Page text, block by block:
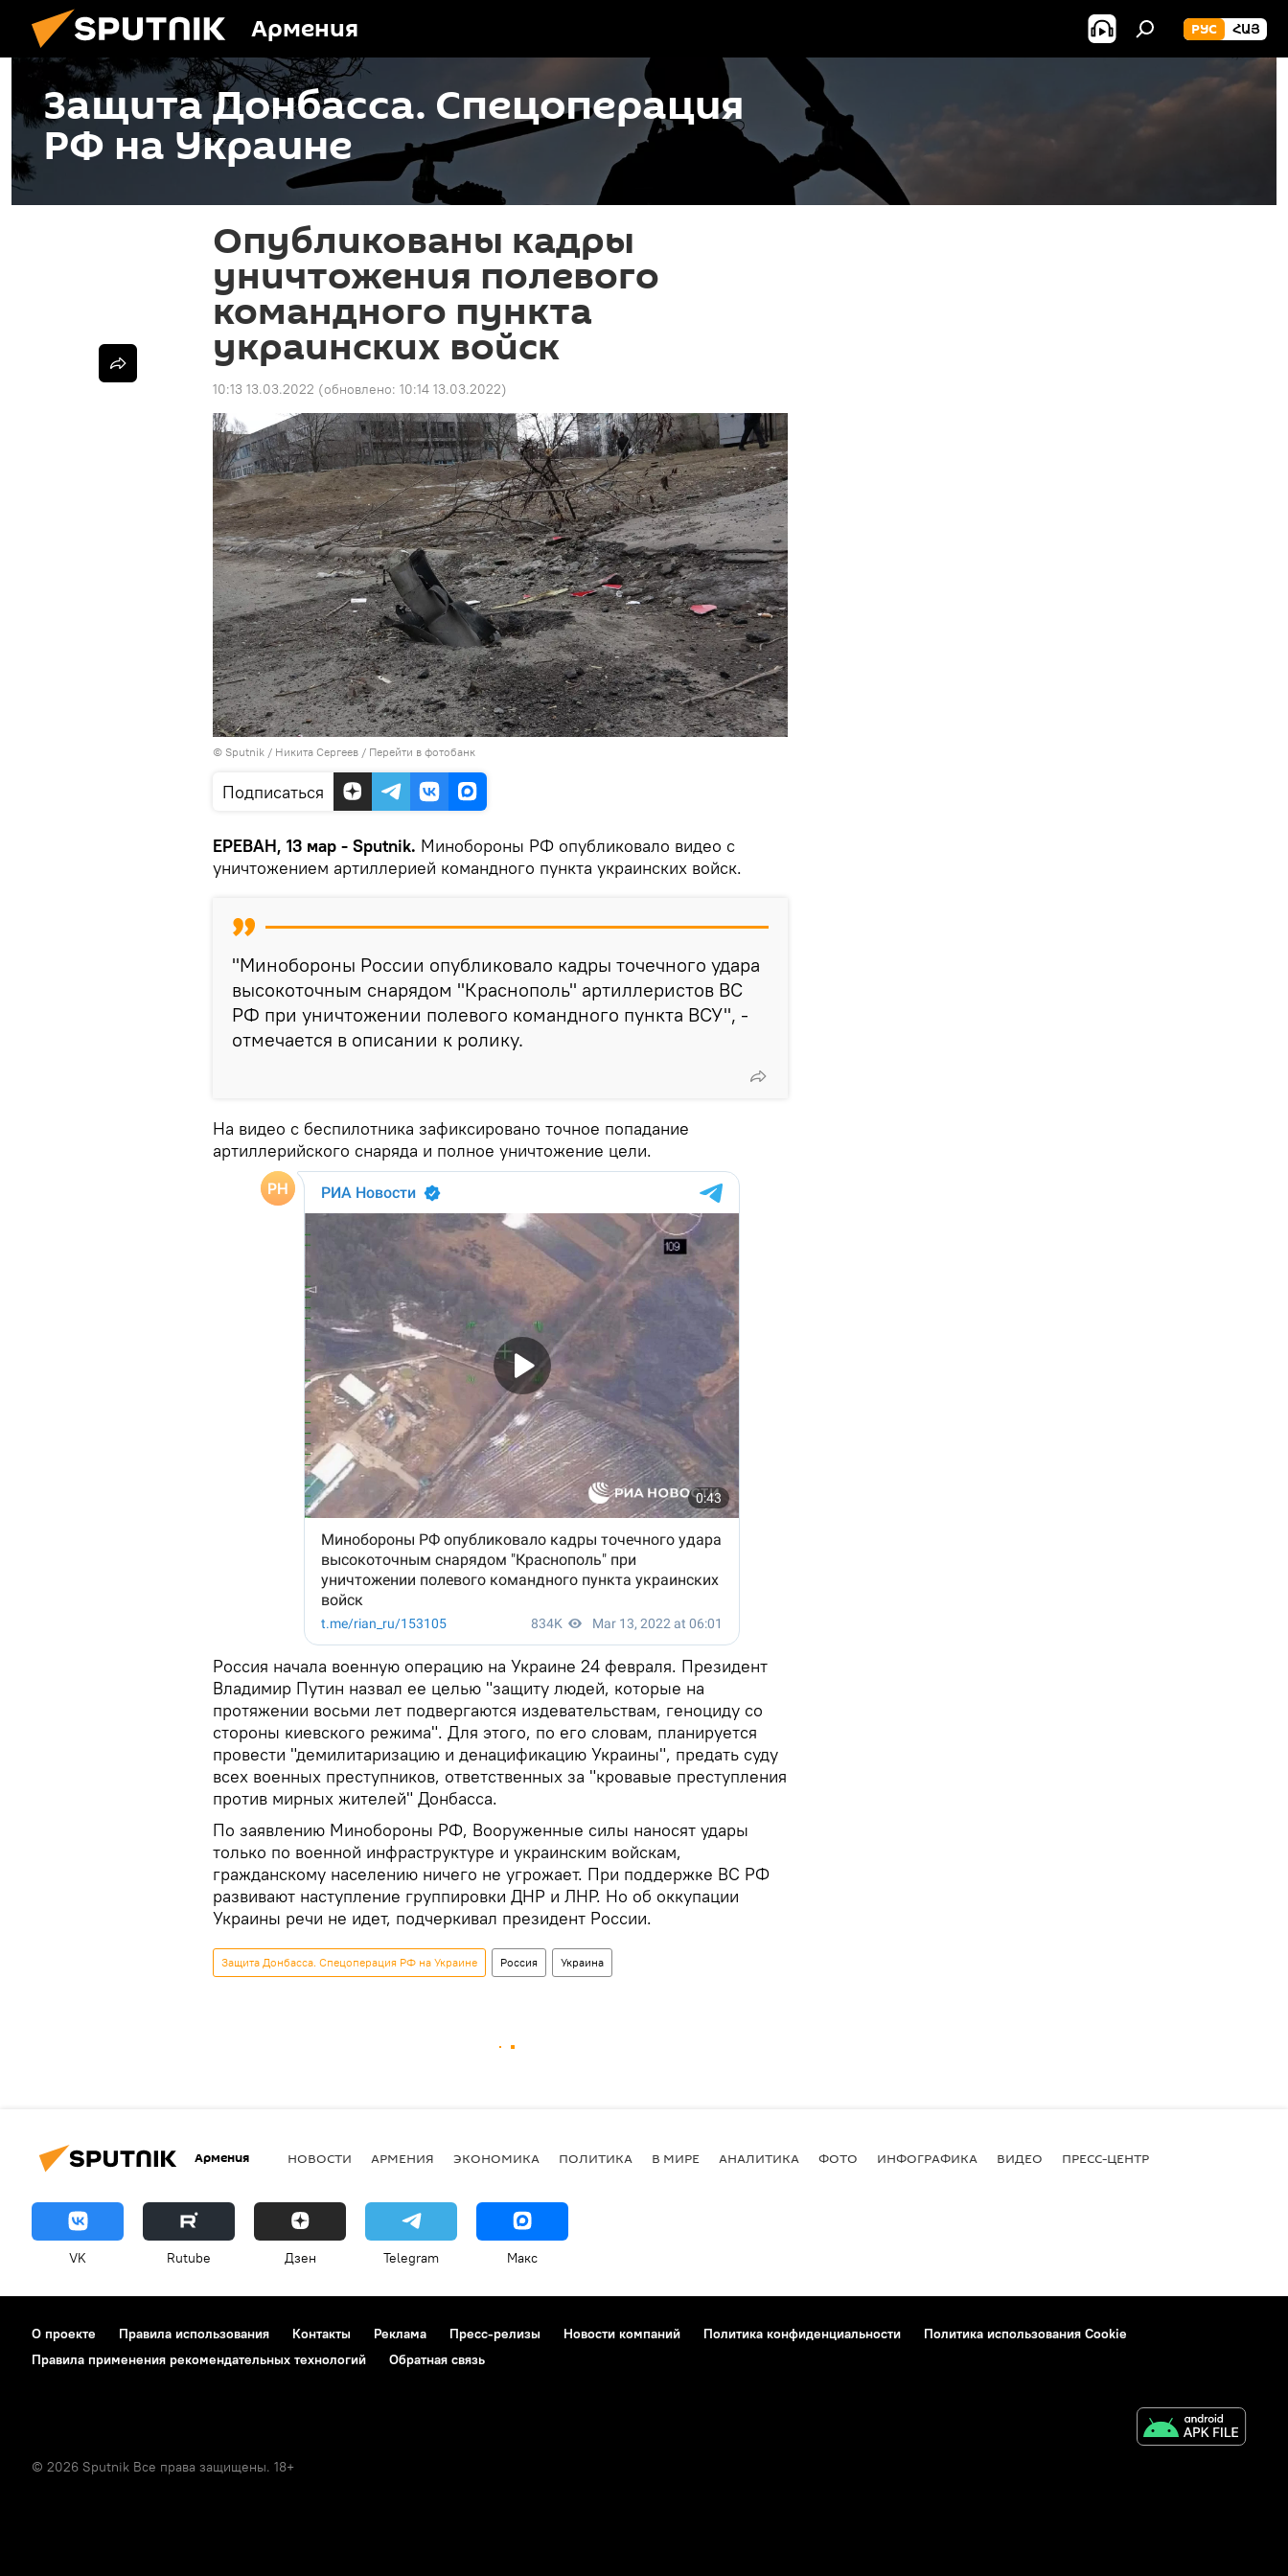
Армения РУС ՀԱՅ
Защита Донбасса. Спецоперация
РФ на Украине
Опубликованы кадры
уничтожения полевого
командного пункта
украинских войск
10:13 13.03.2022 (обновлено: 10:14 13.03.2022)
© Sputnik / Никита Сергеев / Перейти в фотобанк
Подписаться
ЕРЕВАН, 13 мар - Sputnik. Минобороны РФ опубликовало видео с
уничтожением артиллерией командного пункта украинских войск.
"Минобороны России опубликовало кадры точечного удара
высокоточным снарядом "Краснополь" артиллеристов ВС
РФ при уничтожении полевого командного пункта ВСУ", -
отмечается в описании к ролику.
На видео с беспилотника зафиксировано точное попадание
артиллерийского снаряда и полное уничтожение цели.
Россия начала военную операцию на Украине 24 февраля. Президент
Владимир Путин назвал ее целью "защиту людей, которые на
протяжении восьми лет подвергаются издевательствам, геноциду со
стороны киевского режима". Для этого, по его словам, планируется
провести "демилитаризацию и денацификацию Украины", предать суду
всех военных преступников, ответственных за "кровавые преступления
против мирных жителей" Донбасса.
По заявлению Минобороны РФ, Вооруженные силы наносят удары
только по военной инфраструктуре и украинским войскам,
гражданскому населению ничего не угрожает. При поддержке ВС РФ
развивают наступление группировки ДНР и ЛНР. Но об оккупации
Украины речи не идет, подчеркивал президент России.
Защита Донбасса. Спецоперация РФ на Украине Россия Украина
Армения НОВОСТИ АРМЕНИЯ ЭКОНОМИКА ПОЛИТИКА В МИРЕ АНАЛИТИКА ФОТО ИНФОГРАФИКА ВИДЕО ПРЕСС-ЦЕНТР
VK Rutube Дзен Telegram Макс
О проекте Правила использования Контакты Реклама Пресс-релизы Новости компаний Политика конфиденциальности
Политика использования Cookie
Правила применения рекомендательных технологий
Обратная связь
© 2026 Sputnik Все права защищены. 18+